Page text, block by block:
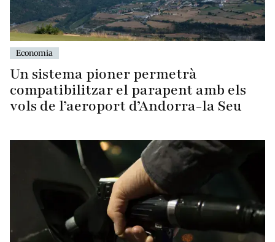
Economia
Un sistema pioner permetrà
compatibilitzar el parapent amb els
vols de l’aeroport d’Andorra-la Seu